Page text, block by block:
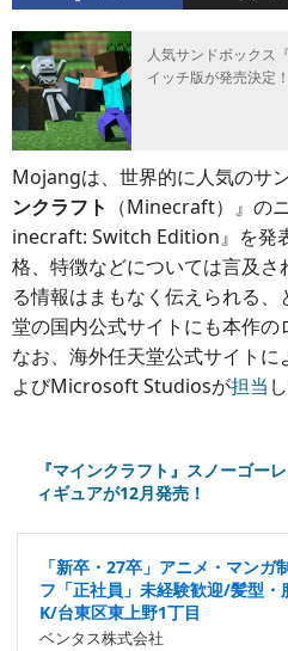
人気サンドボックス
イッチ版が発売決定！
Mojangは、世界的に人気のサ
ンクラフト （Minecraft）』の
inecraft: Switch Edition』を発
格、特徴などについては言及
る情報はまもなく伝えられる
堂の国内公式サイトにも本作の
なお、海外任天堂公式サイト
よびMicrosoft Studiosが担当
『マインクラフト』スノーゴー
ィギュアが12月発売！
「新卒・27卒」アニメ・マン
フ「正社員」未経験歓迎/髪型
K/台東区東上野1丁目
ベンタス株式会社